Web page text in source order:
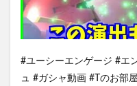
#ユーシーエンゲージ #エ
ュ #ガシャ動画 #Tのお部屋